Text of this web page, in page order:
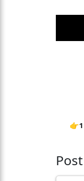
👉1